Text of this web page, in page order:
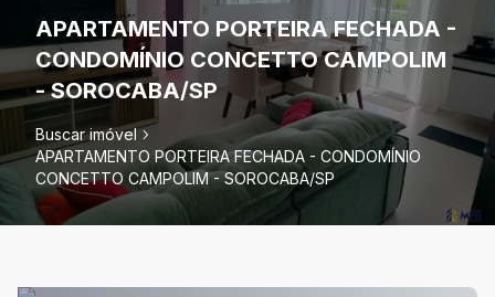
APARTAMENTO PORTEIRA FECHADA -
CONDOMÍNIO CONCETTO CAMPOLIM
- SOROCABA/SP
Buscar imóvel
APARTAMENTO PORTEIRA FECHADA - CONDOMÍNIO
CONCETTO CAMPOLIM - SOROCABA/SP